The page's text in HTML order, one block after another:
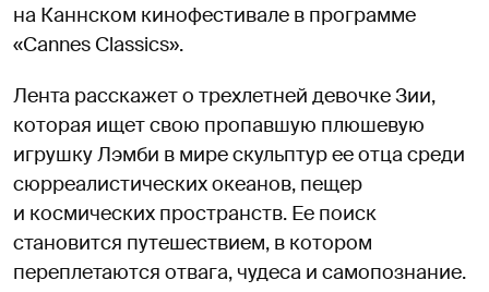
на Каннском кинофестивале в программе
«Cannes Classics».
Лента расскажет о трехлетней девочке Зии,
которая ищет свою пропавшую плюшевую
игрушку Лэмби в мире скульптур ее отца среди
сюрреалистических океанов, пещер
и космических пространств. Ее поиск
становится путешествием, в котором
переплетаются отвага, чудеса и самопознание.